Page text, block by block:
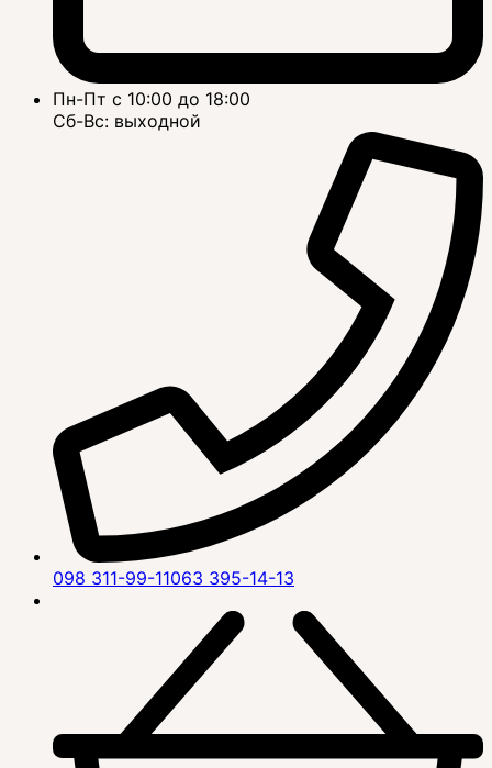
Пн-Пт с 10:00 до 18:00
Сб-Вс: выходной
098 311-99-11063 395-14-13